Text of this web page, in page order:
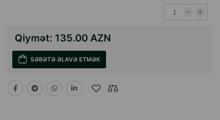
Qiymət: 135.00 AZN
SƏBƏTƏ ƏLAVƏ ETMƏK